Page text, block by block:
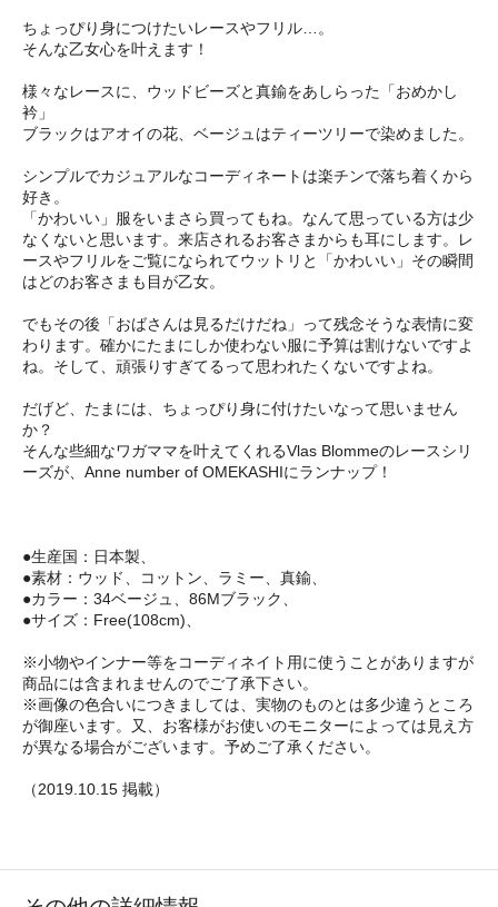
ちょっぴり身につけたいレースやフリル…。
そんな乙女心を叶えます！
様々なレースに、ウッドビーズと真鍮をあしらった「おめかし
衿」
ブラックはアオイの花、ベージュはティーツリーで染めました。
シンプルでカジュアルなコーディネートは楽チンで落ち着くから
好き。
「かわいい」服をいまさら買ってもね。なんて思っている方は少
なくないと思います。来店されるお客さまからも耳にします。レ
ースやフリルをご覧になられてウットリと「かわいい」その瞬間
はどのお客さまも目が乙女。
でもその後「おばさんは見るだけだね」って残念そうな表情に変
わります。確かにたまにしか使わない服に予算は割けないですよ
ね。そして、頑張りすぎてるって思われたくないですよね。
だげど、たまには、ちょっぴり身に付けたいなって思いません
か？
そんな些細なワガママを叶えてくれるVlas Blommeのレースシリ
ーズが、Anne number of OMEKASHIにランナップ！
●生産国：日本製、
●素材：ウッド、コットン、ラミー、真鍮、
●カラー：34ベージュ、86Mブラック、
●サイズ：Free(108cm)、
※小物やインナー等をコーディネイト用に使うことがありますが
商品には含まれませんのでご了承下さい。
※画像の色合いにつきましては、実物のものとは多少違うところ
が御座います。又、お客様がお使いのモニターによっては見え方
が異なる場合がございます。予めご了承ください。
（2019.10.15 掲載）